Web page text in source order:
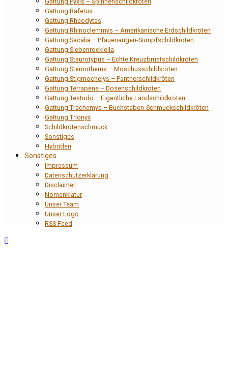
Gattung Rafetus
Gattung Rheodytes
Gattung Rhinoclemmys – Amerikanische Erdschildkröten
Gattung Sacalia – Pfauenaugen-Sumpfschildkröten
Gattung Siebenrockiella
Gattung Staurotypus – Echte Kreuzbrustschildkröten
Gattung Sternotherus – Moschusschildkröten
Gattung Stigmochelys – Pantherschildkröten
Gattung Terrapene – Dosenschildkröten
Gattung Testudo – Eigentliche Landschildkröten
Gattung Trachemys – Buchstaben-Schmuckschildkröten
Gattung Trionyx
Schildkrötenschmuck
Sonstiges
Hybriden
Sonstiges
Impressum
Datenschutzerklärung
Disclaimer
Nomenklatur
Unser Team
Unser Logo
RSS Feed